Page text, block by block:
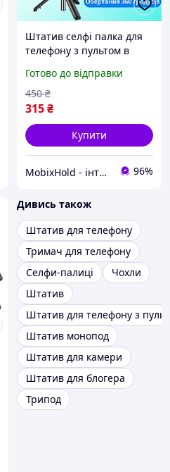
Штатив селфі палка для
телефону з пультом в
висота до 70 см
компактний легкий
Borofone
Готово до відправки
315₴
450 ₴
Купити
MobixHold - інтернет-магазин сучасних гаджетів і корисних аксесуарів 96%
Дивись також
Штатив для телефону
Тримач для телефону
Селфи-палиці
Чохли
Штатив
Штатив для телефону з
Штатив монопод
Штатив для камери
Штатив для блогера
Трипод